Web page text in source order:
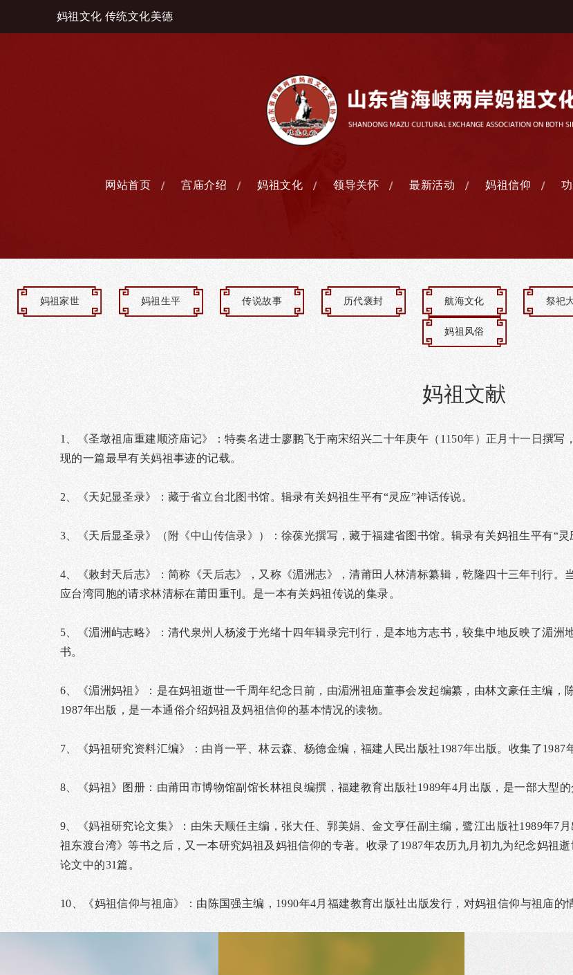
妈祖文化 传统文化美德
网站首页 宫庙介绍 妈祖文化 领导关怀 最新活动 妈祖信仰
妈祖家世 妈祖生平 传说故事 历代褒封 航海文化 祭祀
妈祖风俗
妈祖文献
1、《圣墩祖庙重建顺济庙记》：特奏名进士廖鹏飞于南宋绍兴二十年庚午（1150年）正月十一日撰
现的一篇最早有关妈祖事迹的记载。
2、《天妃显圣录》：藏于省立台北图书馆。辑录有关妈祖生平有“灵应”神话传说。
3、《天后显圣录》（附《中山传信录》）：徐葆光撰写，藏于福建省图书馆。辑录有关妈祖生平有“灵
4、《敕封天后志》：简称《天后志》，又称《湄洲志》，清莆田人林清标纂辑，乾隆四十三年刊行。
应台湾同胞的请求林清标在莆田重刊。是一本有关妈祖传说的集录。
5、《湄洲屿志略》：清代泉州人杨浚于光绪十四年辑录完刊行，是本地方志书，较集中地反映了湄
书。
6、《湄洲妈祖》：是在妈祖逝世一千周年纪念日前，由湄洲祖庙董事会发起编纂，由林文豪任主编，
1987年出版，是一本通俗介绍妈祖及妈祖信仰的基本情况的读物。
7、《妈祖研究资料汇编》：由肖一平、林云森、杨德金编，福建人民出版社1987年出版。收集了1987
8、《妈祖》图册：由莆田市博物馆副馆长林祖良编撰，福建教育出版社1989年4月出版，是一部大型的
9、《妈祖研究论文集》：由朱天顺任主编，张大任、郭美娟、金文亨任副主编，鹭江出版社1989年7
祖东渡台湾》等书之后，又一本研究妈祖及妈祖信仰的专著。收录了1987年农历九月初九为纪念妈祖
论文中的31篇。
10、《妈祖信仰与祖庙》：由陈国强主编，1990年4月福建教育出版社出版发行，对妈祖信仰与祖庙的